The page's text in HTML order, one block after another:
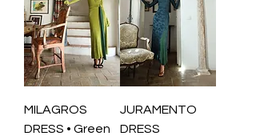
MILAGROS
DRESS • Green
JURAMENTO
DRESS